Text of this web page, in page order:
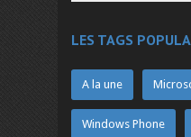
LES TAGS
A la une
Windows Phone